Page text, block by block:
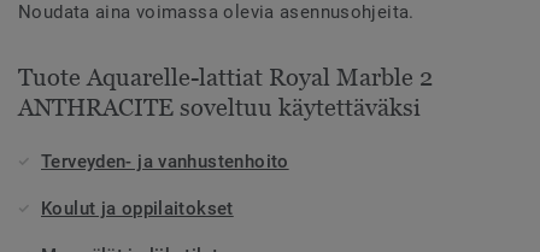
Noudata aina voimassa olevia asennusohjeita.
Tuote Aquarelle-lattiat Royal Marble 2
ANTHRACITE soveltuu käytettäväksi
Terveyden- ja vanhustenhoito
Koulut ja oppilaitokset